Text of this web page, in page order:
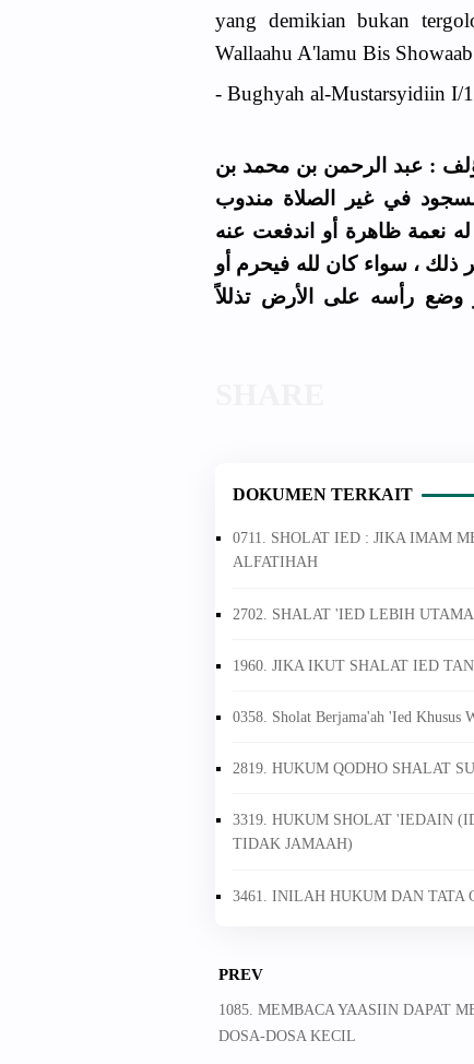
yang demikian bukan
Wallaahu A'lamu Bis
- Bughyah al-Mustarsyidiin I/
: بغية المسترشدين ج 1 - الصفحة 119المؤلف : عبد الرحمن بن محمد بن
في غير الصلاة مندوب
نعمة ظاهرة أو اندفعت عنه
ذلك ، سواء كان لله فيحرم أو
وضع رأسه على الأرض تذللاً
DOKUMEN TERKAIT
0711. SHOLAT IED : JIKA IMAM
ALFATIHAH
2702. SHALAT 'IED LEBIH
1960. JIKA IKUT SHALAT IED
0358. Sholat Berjama'ah 'Ied Khusus
2819. HUKUM QODHO SHALAT
3319. HUKUM SHOLAT 'IEDAIN
TIDAK JAMAAH)
3461. INILAH HUKUM DAN TATA
PREV
1085. MEMBACA YAASIIN DAPAT
DOSA-DOSA KECIL